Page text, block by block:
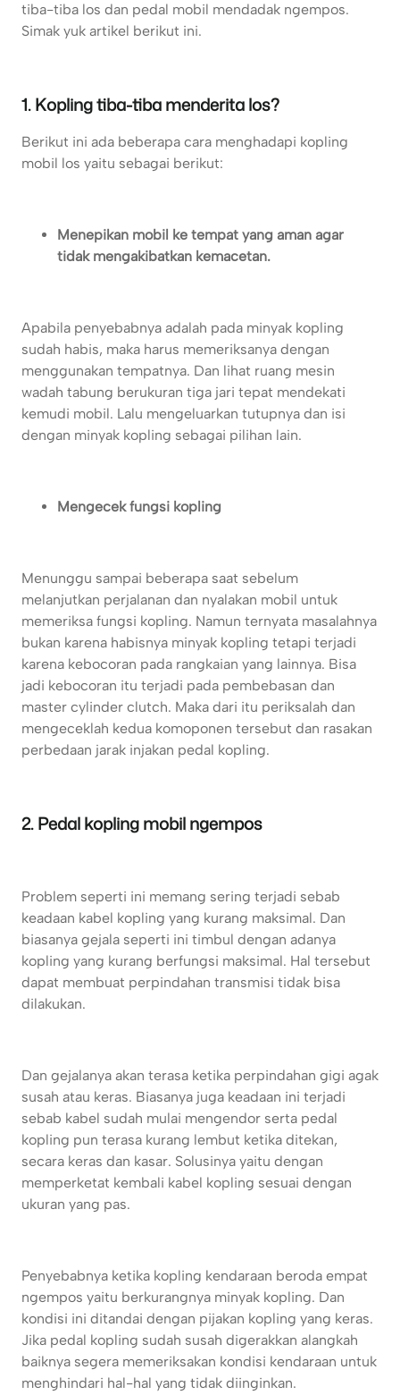
tiba-tiba los dan pedal mobil mendadak ngempos.
Simak yuk artikel berikut ini.
1. Kopling tiba-tiba menderita los?
Berikut ini ada beberapa cara menghadapi kopling
mobil los yaitu sebagai berikut:
Menepikan mobil ke tempat yang aman agar
tidak mengakibatkan kemacetan.
Apabila penyebabnya adalah pada minyak kopling
sudah habis, maka harus memeriksanya dengan
menggunakan tempatnya. Dan lihat ruang mesin
wadah tabung berukuran tiga jari tepat mendekati
kemudi mobil. Lalu mengeluarkan tutupnya dan isi
dengan minyak kopling sebagai pilihan lain.
Mengecek fungsi kopling
Menunggu sampai beberapa saat sebelum
melanjutkan perjalanan dan nyalakan mobil untuk
memeriksa fungsi kopling. Namun ternyata masalahnya
bukan karena habisnya minyak kopling tetapi terjadi
karena kebocoran pada rangkaian yang lainnya. Bisa
jadi kebocoran itu terjadi pada pembebasan dan
master cylinder clutch. Maka dari itu periksalah dan
mengeceklah kedua komoponen tersebut dan rasakan
perbedaan jarak injakan pedal kopling.
2. Pedal kopling mobil ngempos
Problem seperti ini memang sering terjadi sebab
keadaan kabel kopling yang kurang maksimal. Dan
biasanya gejala seperti ini timbul dengan adanya
kopling yang kurang berfungsi maksimal. Hal tersebut
dapat membuat perpindahan transmisi tidak bisa
dilakukan.
Dan gejalanya akan terasa ketika perpindahan gigi agak
susah atau keras. Biasanya juga keadaan ini terjadi
sebab kabel sudah mulai mengendor serta pedal
kopling pun terasa kurang lembut ketika ditekan,
secara keras dan kasar. Solusinya yaitu dengan
memperketat kembali kabel kopling sesuai dengan
ukuran yang pas.
Penyebabnya ketika kopling kendaraan beroda empat
ngempos yaitu berkurangnya minyak kopling. Dan
kondisi ini ditandai dengan pijakan kopling yang keras.
Jika pedal kopling sudah susah digerakkan alangkah
baiknya segera memeriksakan kondisi kendaraan untuk
menghindari hal-hal yang tidak diinginkan.